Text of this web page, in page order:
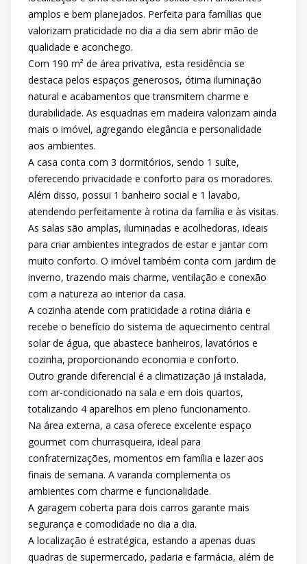
amplos e bem planejados. Perfeita para famílias que
valorizam praticidade no dia a dia sem abrir mão de
qualidade e aconchego.
Com 190 m² de área privativa, esta residência se
destaca pelos espaços generosos, ótima iluminação
natural e acabamentos que transmitem charme e
durabilidade. As esquadrias em madeira valorizam ainda
mais o imóvel, agregando elegância e personalidade
aos ambientes.
A casa conta com 3 dormitórios, sendo 1 suíte,
oferecendo privacidade e conforto para os moradores.
Além disso, possui 1 banheiro social e 1 lavabo,
atendendo perfeitamente à rotina da família e às visitas.
As salas são amplas, iluminadas e acolhedoras, ideais
para criar ambientes integrados de estar e jantar com
muito conforto. O imóvel também conta com jardim de
inverno, trazendo mais charme, ventilação e conexão
com a natureza ao interior da casa.
A cozinha atende com praticidade a rotina diária e
recebe o benefício do sistema de aquecimento central
solar de água, que abastece banheiros, lavatórios e
cozinha, proporcionando economia e conforto.
Outro grande diferencial é a climatização já instalada,
com ar-condicionado na sala e em dois quartos,
totalizando 4 aparelhos em pleno funcionamento.
Na área externa, a casa oferece excelente espaço
gourmet com churrasqueira, ideal para
confraternizações, momentos em família e lazer aos
finais de semana. A varanda complementa os
ambientes com charme e funcionalidade.
A garagem coberta para dois carros garante mais
segurança e comodidade no dia a dia.
A localização é estratégica, estando a apenas duas
quadras de supermercado, padaria e farmácia, além de